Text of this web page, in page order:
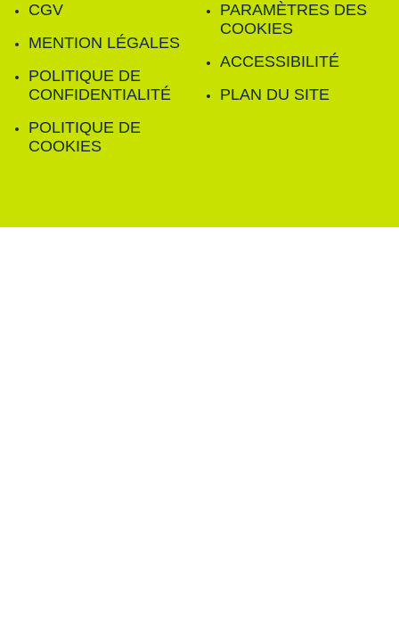
CGV
MENTION LÉGALES
POLITIQUE DE
CONFIDENTIALITÉ
POLITIQUE DE
COOKIES
PARAMÈTRES DES
COOKIES
ACCESSIBILITÉ
PLAN DU SITE